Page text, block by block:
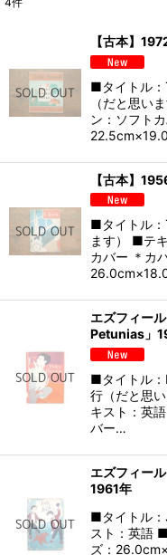
並び順:
【古本】
■タイトル
（だと思い
ン：ソフト
【古本】
■タイトル
ます） ■テ
カバー ＊カ
エズフィー
Petunias」
■タイトル
行（だと思
キスト：英
バー…
エズフィー
1961年
■タイトル
スト：英語
ズ：